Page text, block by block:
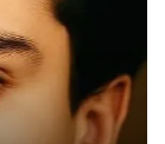
من
مدرسةِ
المشاةِ